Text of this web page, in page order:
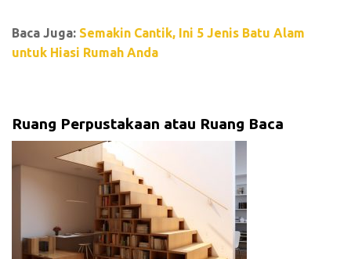
Baca Juga: Semakin Cantik, Ini 5 Jenis Batu Alam
untuk Hiasi Rumah Anda
Ruang Perpustakaan atau Ruang Baca